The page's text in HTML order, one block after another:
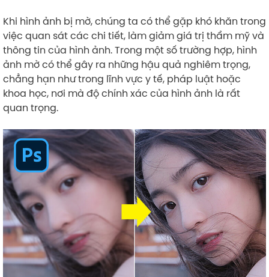
Khi hình ảnh bị mờ, chúng ta có thể gặp khó khăn trong
việc quan sát các chi tiết, làm giảm giá trị thẩm mỹ và
thông tin của hình ảnh. Trong một số trường hợp, hình
ảnh mờ có thể gây ra những hậu quả nghiêm trọng,
chẳng hạn như trong lĩnh vực y tế, pháp luật hoặc
khoa học, nơi mà độ chính xác của hình ảnh là rất
quan trọng.